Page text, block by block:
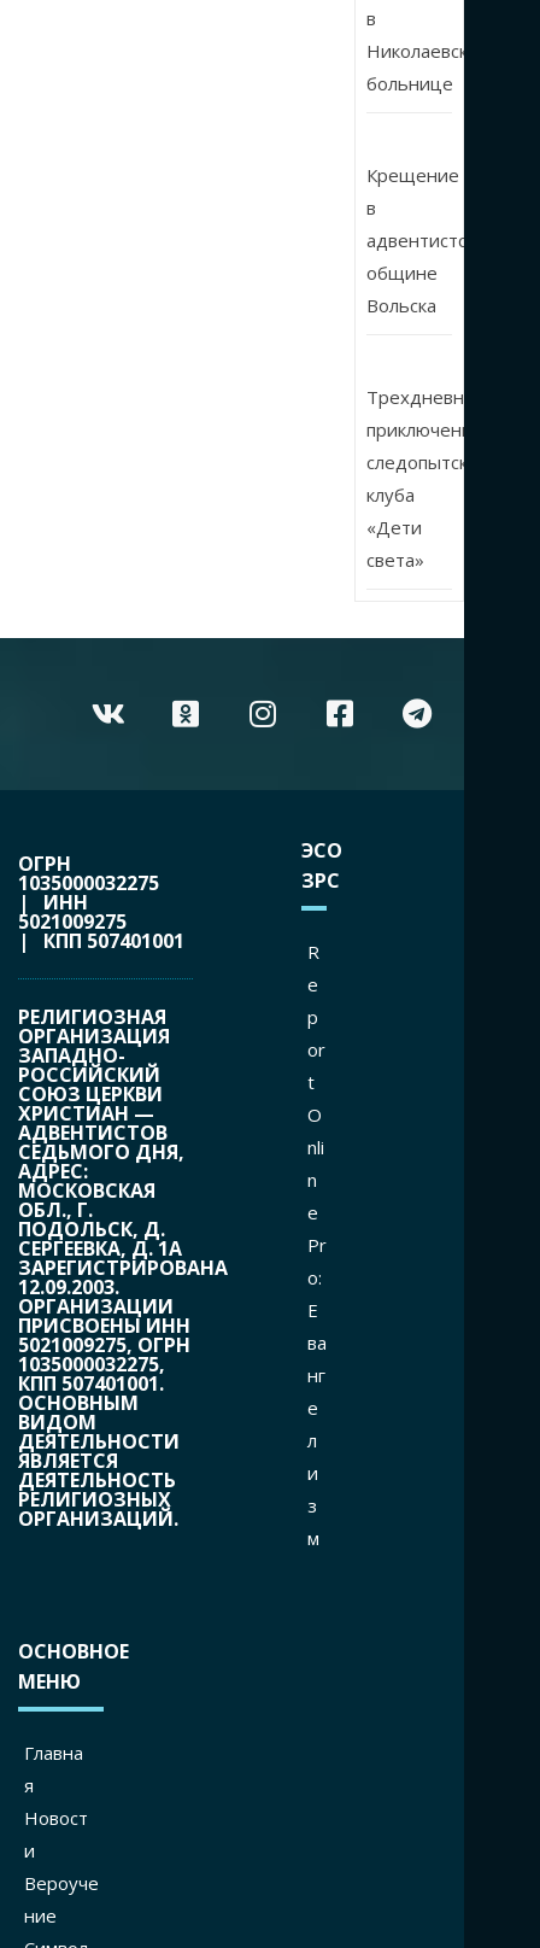
в
Николаевской
больнице
Крещение
в
адвентистской
общине
Вольска
Трехдневные
приключения
следопытского
клуба
«Дети
света»
ОГРН
1035000032275
| ИНН
5021009275
| КПП 507401001
РЕЛИГИОЗНАЯ
ОРГАНИЗАЦИЯ
ЗАПАДНО-
РОССИЙСКИЙ
СОЮЗ ЦЕРКВИ
ХРИСТИАН —
АДВЕНТИСТОВ
СЕДЬМОГО ДНЯ,
АДРЕС:
МОСКОВСКАЯ
ОБЛ., Г.
ПОДОЛЬСК, Д.
СЕРГЕЕВКА, Д. 1А
ЗАРЕГИСТРИРОВАНА
12.09.2003.
ОРГАНИЗАЦИИ
ПРИСВОЕНЫ ИНН
5021009275, ОГРН
1035000032275,
КПП 507401001.
ОСНОВНЫМ
ВИДОМ
ДЕЯТЕЛЬНОСТИ
ЯВЛЯЕТСЯ
ДЕЯТЕЛЬНОСТЬ
РЕЛИГИОЗНЫХ
ОРГАНИЗАЦИЙ.
ЭСО
ЗРС
R
e
p
or
t
O
nli
n
e
Pr
o:
Е
ва
нг
е
л
и
з
м
ОСНОВНОЕ
МЕНЮ
Главна
я
Новост
и
Вероуче
ние